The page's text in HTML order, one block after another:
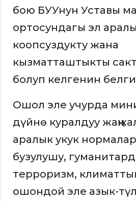
бою БУУнун Уставы
ортосундагы эл
коопсуздукту жана
кызматташтыкты
болуп келгенин
Ошол эле учурда
дүйнө куралдуу
аралык укук
бузулушу,
терроризм,
ошондой эле азык-